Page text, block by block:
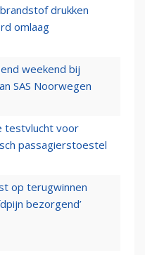
drukken
omlaag
weekend bij
SAS Noorwegen
testvlucht voor
passagierstoestel
op terugwinnen
bezorgend’